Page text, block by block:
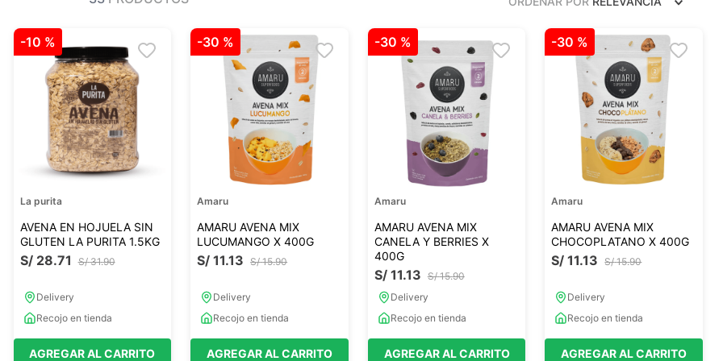
Condimentos
Salsas-Y-Aliños
Frutos Deshidratados
Ver todo
Mantequillas-Veganas
Otras Mantequillas
Papillas y pure
Mieles
Mermeladas
Reposteria
Snack keto
Snack Salados
Snack Dulces
Barritas Proteicas
Barritas Veganas
Barritas Naturales
-10 %
La purita
AVENA EN HOJUELA SIN
GLUTEN LA PURITA 1.5KG
S/ 31.90
S/ 28.71
Delivery
Recojo en tienda
AGREGAR AL CARRITO
-30 %
Amaru
AMARU AVENA MIX
LUCUMANGO X 400G
S/ 15.90
S/ 11.13
Delivery
Recojo en tienda
AGREGAR AL CARRITO
-30 %
Amaru
AMARU AVENA MIX
CANELA Y BERRIES X
400G
S/ 15.90
S/ 11.13
Delivery
Recojo en tienda
AGREGAR AL CARRITO
-30 %
Amaru
AMARU AVENA MIX
CHOCOPLATANO X 400G
S/ 15.90
S/ 11.13
Delivery
Recojo en tienda
AGREGAR AL CARRITO